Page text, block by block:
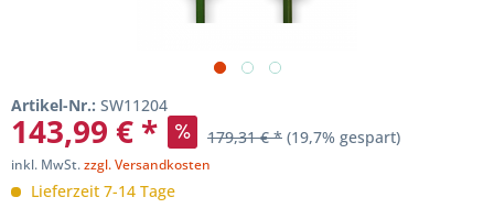
Artikel-Nr.: SW11204
143,99 € * 179,31 € * (19,7% gespart)
inkl. MwSt.zzgl. Versandkosten
Lieferzeit 7-14 Tage